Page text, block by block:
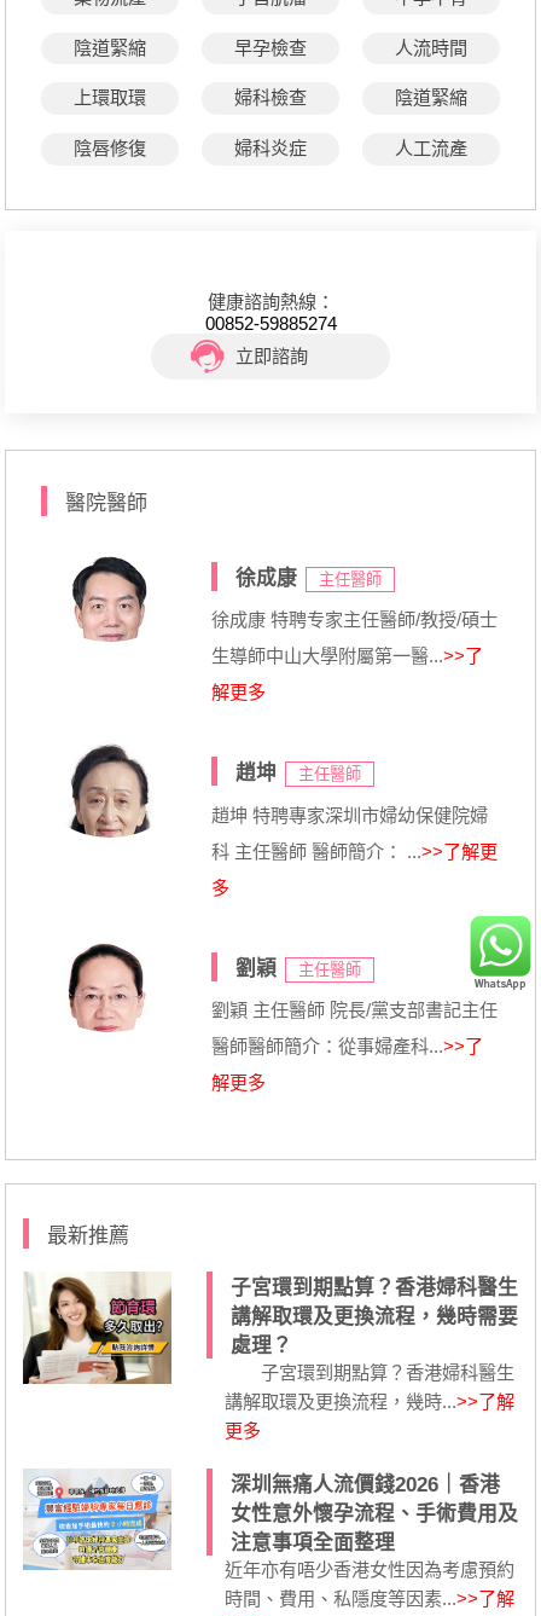
陰道緊縮 早孕檢查 人流時間
上環取環 婦科檢查 陰道緊縮
陰唇修復 婦科炎症 人工流產
健康諮詢熱線：
00852-59885274
立即諮詢
醫院醫師
徐成康 主任醫師
徐成康 特聘专家主任醫師/教授/碩士
生導師中山大學附屬第一醫...>>了
解更多
趙坤 主任醫師
趙坤 特聘專家深圳市婦幼保健院婦
科 主任醫師 醫師簡介： ...>>了解更
多
劉穎 主任醫師
劉穎 主任醫師 院長/黨支部書記主任
醫師醫師簡介：從事婦產科...>>了
解更多
最新推薦
子宮環到期點算？香港婦科醫生
講解取環及更換流程，幾時需要
處理？
子宮環到期點算？香港婦科醫生
講解取環及更換流程，幾時...>>了解
更多
深圳無痛人流價錢2026｜香港
女性意外懷孕流程、手術費用及
注意事項全面整理
近年亦有唔少香港女性因為考慮預約
時間、費用、私隱度等因素...>>了解